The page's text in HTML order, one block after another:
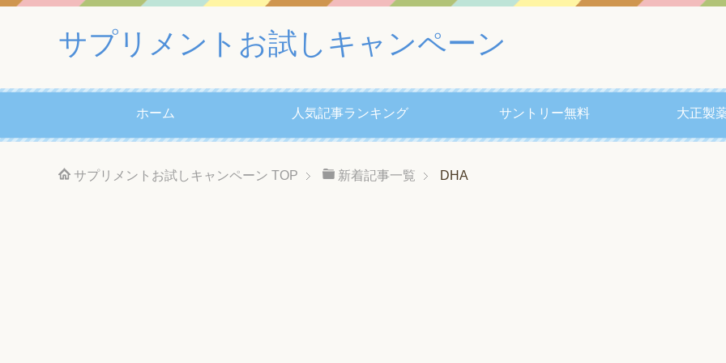
サプリメントお試しキャンペーン
ホーム 人気記事ランキング サントリー無料 大正製
サプリメントお試しキャンペーン TOP 新着記事一覧 DHA